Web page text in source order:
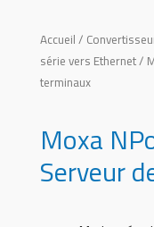
Accueil /
série vers Ethernet/
terminaux
Moxa
Serveur